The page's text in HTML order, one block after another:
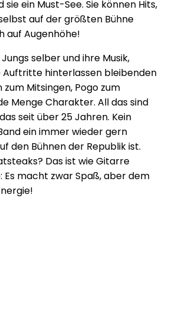
sie ein Must-See. Sie können Hits,
auf der größten Bühne
auf Augenhöhe!
selber und ihre Musik,
Auftritte hinterlassen bleibenden
zum Mitsingen, Pogo zum
Menge Charakter. All das sind
seit über 25 Jahren. Kein
ein immer wieder gern
den Bühnen der Republik ist.
Das ist wie Gitarre
Es macht zwar Spaß, aber dem